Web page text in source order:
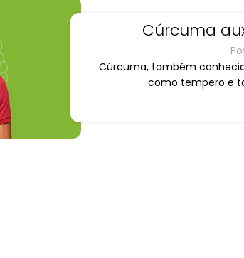
Cúrcuma
Cúrcuma, também
como tempero e